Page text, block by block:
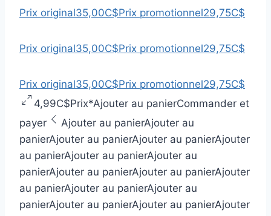
Prix original35,00C$Prix promotionnel29,75C$
Prix original35,00C$Prix promotionnel29,75C$
Prix original35,00C$Prix promotionnel29,75C$
4,99C$Prix*Ajouter au panierCommander et
payer
Ajouter au panierAjouter au
panierAjouter au panierAjouter au panierAjouter
au panierAjouter au panierAjouter au
panierAjouter au panierAjouter au panierAjouter
au panierAjouter au panierAjouter au
panierAjouter au panierAjouter au panierAjouter